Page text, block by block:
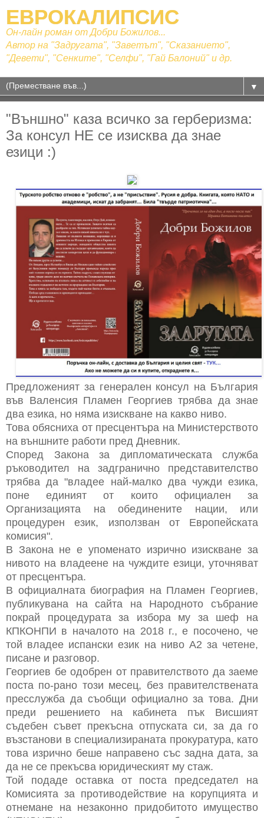
ЕВРОКАЛИПСИС
Он-лайн роман от Добри Божилов...
Автор на "Задругата", "Заветът", "Сказанието",
"Девети", "Сенките", "Селфи", "Гай Балоний" и др.
▼
"Външно" каза всичко за герберизма:
За консул НЕ се изисква да знае
езици :)
Предложеният за генерален консул на България
във Валенсия Пламен Георгиев трябва да знае
два езика, но няма изискване на какво ниво.
Това обясниха от пресцентъра на Министерството
на външните работи пред Дневник.
Според Закона за дипломатическата служба
ръководител на задгранично представителство
трябва да "владее най-малко два чужди езика,
поне единият от които официален за
Организацията на обединените нации, или
процедурен език, използван от Европейската
комисия".
В Закона не е упоменато изрично изискване за
нивото на владеене на чуждите езици, уточняват
от пресцентъра.
В официалната биография на Пламен Георгиев,
публикувана на сайта на Народното събрание
покрай процедурата за избора му за шеф на
КПКОНПИ в началото на 2018 г., е посочено, че
той владее испански език на ниво А2 за четене,
писане и разговор.
Георгиев бе одобрен от правителството да заеме
поста по-рано този месец, без правителствената
пресслужба да съобщи официално за това. Дни
преди решението на кабинета пък Висшият
съдебен съвет прекъсна отпуската си, за да го
възстанови в специализираната прокуратура, като
това изрично беше направено със задна дата, за
да не се прекъсва юридическият му стаж.
Той подаде оставка от поста председател на
Комисията за противодействие на корупцията и
отнемане на незаконно придобитото имущество